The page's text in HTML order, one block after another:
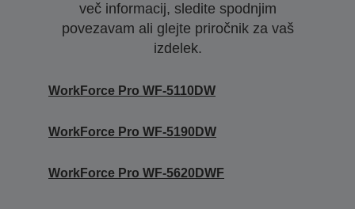
več informacij, sledite spodnjim
povezavam ali glejte priročnik za vaš
izdelek.
WorkForce Pro WF-5110DW
WorkForce Pro WF-5190DW
WorkForce Pro WF-5620DWF